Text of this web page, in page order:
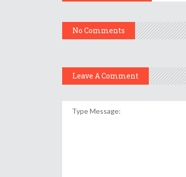
No Comments
Leave A Comment